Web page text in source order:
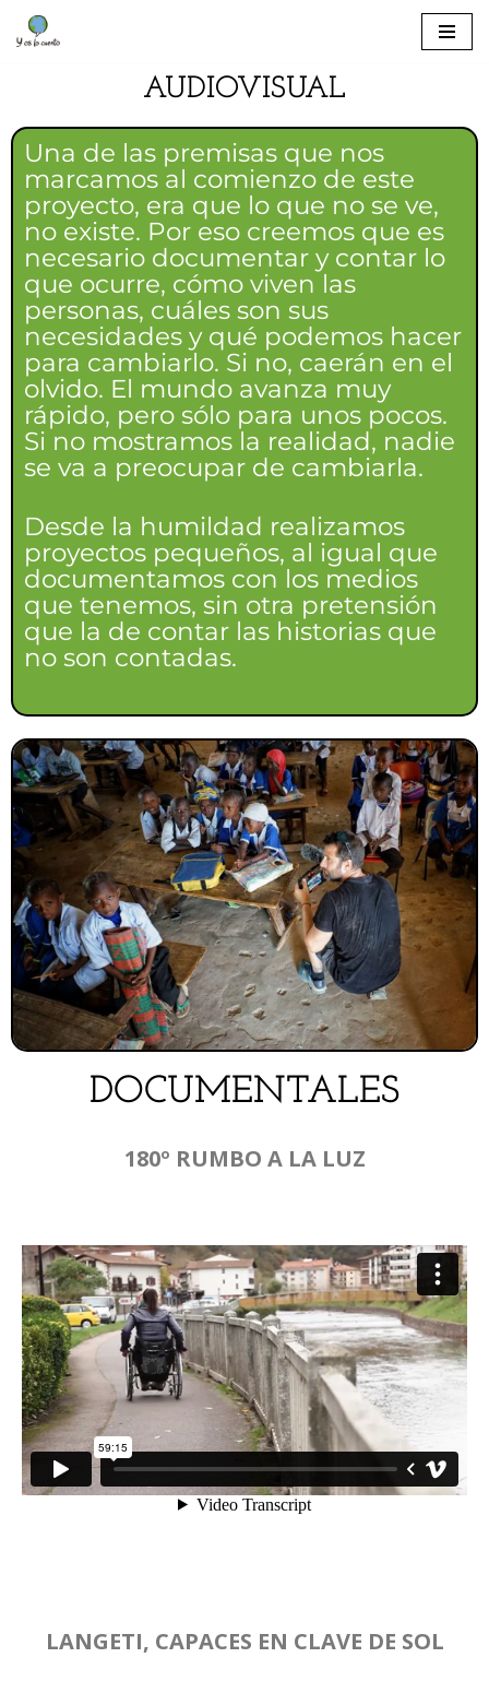
AUDIOVISUAL
Una de las premisas que nos
marcamos al comienzo de este
proyecto, era que lo que no se ve,
no existe. Por eso creemos que es
necesario documentar y contar lo
que ocurre, cómo viven las
personas, cuáles son sus
necesidades y qué podemos hacer
para cambiarlo. Si no, caerán en el
olvido. El mundo avanza muy
rápido, pero sólo para unos pocos.
Si no mostramos la realidad, nadie
se va a preocupar de cambiarla.
Desde la humildad realizamos
proyectos pequeños, al igual que
documentamos con los medios
que tenemos, sin otra pretensión
que la de contar las historias que
no son contadas.
DOCUMENTALES​
180º RUMBO A LA LUZ
LANGETI, CAPACES EN CLAVE DE SOL